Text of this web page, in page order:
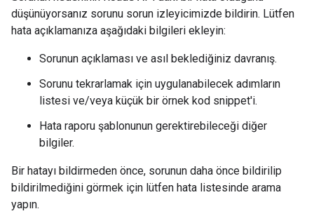
düşünüyorsanız sorunu sorun izleyicimizde bildirin. Lütfen
hata açıklamanıza aşağıdaki bilgileri ekleyin:
Sorunun açıklaması ve asıl beklediğiniz davranış.
Sorunu tekrarlamak için uygulanabilecek adımların
listesi ve/veya küçük bir örnek kod snippet'i.
Hata raporu şablonunun gerektirebileceği diğer
bilgiler.
Bir hatayı bildirmeden önce, sorunun daha önce bildirilip
bildirilmediğini görmek için lütfen hata listesinde arama
yapın.